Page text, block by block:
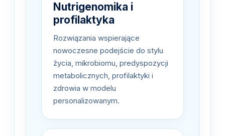
Nutrigenomika i
profilaktyka
Rozwiązania wspierające
nowoczesne podejście do stylu
życia, mikrobiomu, predyspozycji
metabolicznych, profilaktyki i
zdrowia w modelu
personalizowanym.